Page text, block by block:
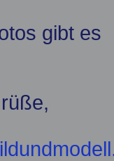
gibt es